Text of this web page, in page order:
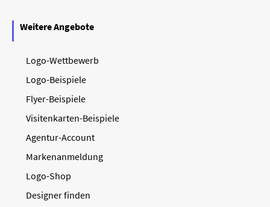
Weitere Angebote
Logo-Wettbewerb
Logo-Beispiele
Flyer-Beispiele
Visitenkarten-Beispiele
Agentur-Account
Markenanmeldung
Logo-Shop
Designer finden